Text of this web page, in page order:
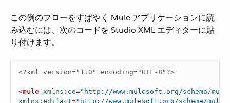
この例のフローをすばやく Mule アプリケーションに読
み込むには、次のコードを Studio XML エディターに貼
り付けます。
<?xml version="1.0" encoding="UTF-8"?>
<mule xmlns:ee="http://www.mulesoft.org/schema/
xmlns:edifact="http://www.mulesoft.org/schema/